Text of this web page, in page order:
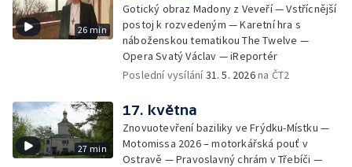
26 min
Gotický obraz Madony z Veveří — Vstřícnější
postoj k rozvedeným — Karetní hra s
náboženskou tematikou The Twelve —
Opera Svatý Václav — iReportér
Poslední vysílání31. 5. 2026na ČT2
27 min
17. května
Znovuotevření baziliky ve Frýdku-Místku —
Motomissa 2026 – motorkářská pouť v
Ostravě — Pravoslavný chrám v Třebíči —